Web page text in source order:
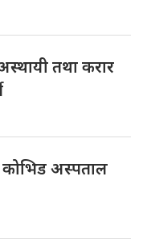
तथा करार
अस्पताल